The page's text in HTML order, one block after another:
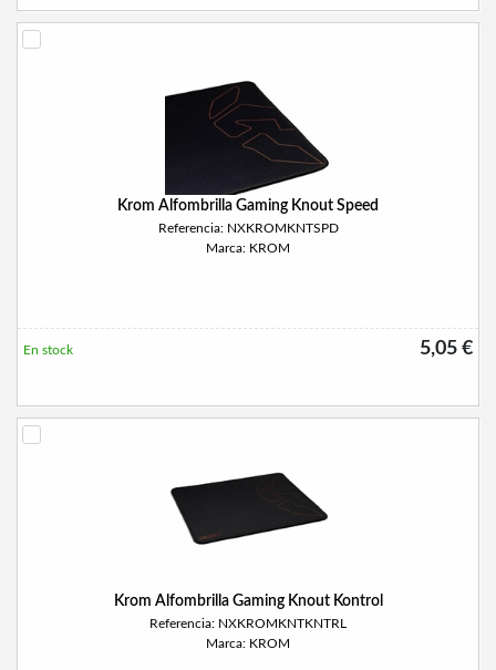
Krom Alfombrilla Gaming Knout Speed
Referencia: NXKROMKNTSPD
Marca: KROM
5,05 €
En stock
Krom Alfombrilla Gaming Knout Kontrol
Referencia: NXKROMKNTKNTRL
Marca: KROM